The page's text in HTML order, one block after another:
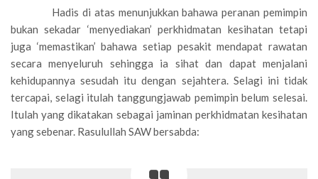
Hadis di atas menunjukkan bahawa peranan pemimpin
bukan sekadar ‘menyediakan’ perkhidmatan kesihatan tetapi
juga ‘memastikan’ bahawa setiap pesakit mendapat rawatan
secara menyeluruh sehingga ia sihat dan dapat menjalani
kehidupannya sesudah itu dengan sejahtera. Selagi ini tidak
tercapai, selagi itulah tanggungjawab pemimpin belum selesai.
Itulah yang dikatakan sebagai jaminan perkhidmatan kesihatan
yang sebenar. Rasulullah SAW bersabda: